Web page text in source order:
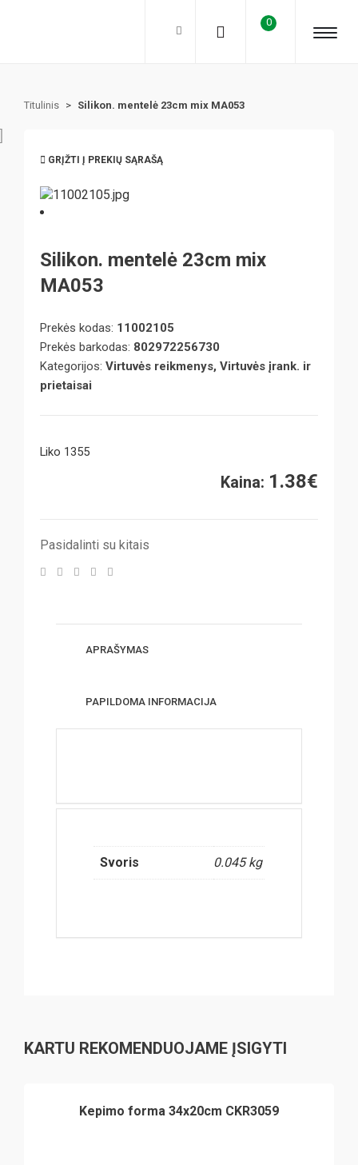
0
Titulinis > Silikon. mentelė 23cm mix MA053
GRĮŽTI Į PREKIŲ SĄRAŠĄ
Silikon. mentelė 23cm mix
MA053
Prekės kodas: 11002105
Prekės barkodas: 802972256730
Kategorijos: Virtuvės reikmenys, Virtuvės įrank. ir
prietaisai
Liko 1355
Kaina: 1.38€
Pasidalinti su kitais
APRAŠYMAS
PAPILDOMA INFORMACIJA
Svoris 0.045 kg
KARTU REKOMENDUOJAME ĮSIGYTI
Kepimo forma 34x20cm CKR3059